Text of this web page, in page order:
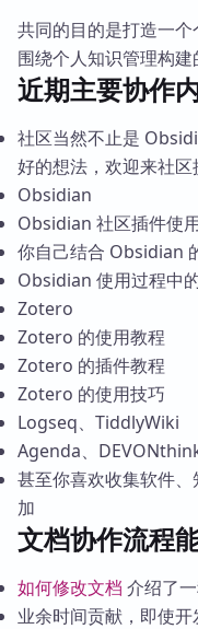
共同的目的是打造一
围绕个人知识管理构建
近期主要协作
社区当然不止是
好的想法，欢迎来社区
Obsidian
Obsidian 社区插件使
你自己结合 Obsidian
Obsidian 使用过程中
Zotero
Zotero 的使用教程
Zotero 的插件教程
Zotero 的使用技巧
Logseq、TiddlyWiki
Agenda、
甚至你喜欢收集软件
加
文档协作流程
如何修改文档 介绍了
业余时间贡献，即使